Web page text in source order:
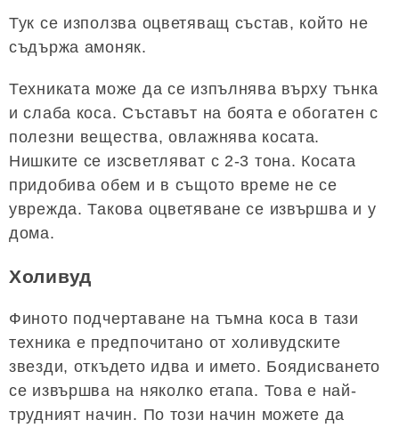
Тук се използва оцветяващ състав, който не
съдържа амоняк.
Техниката може да се изпълнява върху тънка
и слаба коса. Съставът на боята е обогатен с
полезни вещества, овлажнява косата.
Нишките се изсветляват с 2-3 тона. Косата
придобива обем и в същото време не се
уврежда. Такова оцветяване се извършва и у
дома.
Холивуд
Финото подчертаване на тъмна коса в тази
техника е предпочитано от холивудските
звезди, откъдето идва и името. Боядисването
се извършва на няколко етапа. Това е най-
трудният начин. По този начин можете да